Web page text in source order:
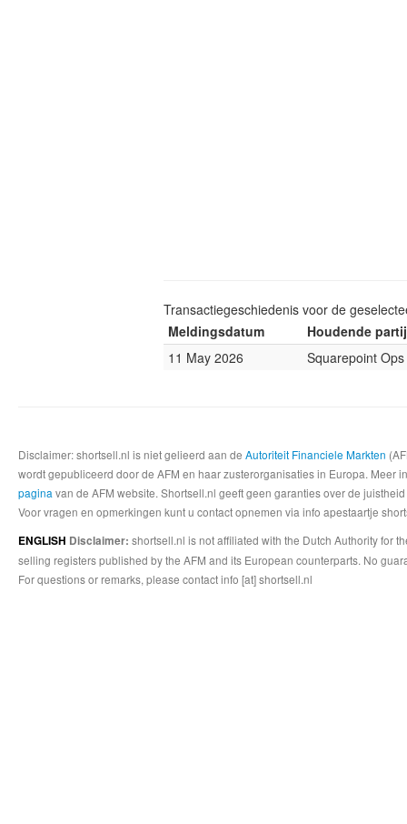
Transactiegeschiedenis voor de
Meldingsdatum
Houdende partij
11 May 2026
Squarepoint Ops
Disclaimer: shortsell.nl is niet gelieerd aan de Autoriteit Financiele Markten
wordt gepubliceerd door de AFM en haar zusterorganisaties in Europa.
pagina van de AFM website. Shortsell.nl geeft geen garanties over de
Voor vragen en opmerkingen kunt u contact opnemen via info apestaartje
ENGLISH Disclaimer: shortsell.nl is not affiliated with the Dutch Authority for
selling registers published by the AFM and its European counterparts. No
For questions or remarks, please contact info [at] shortsell.nl